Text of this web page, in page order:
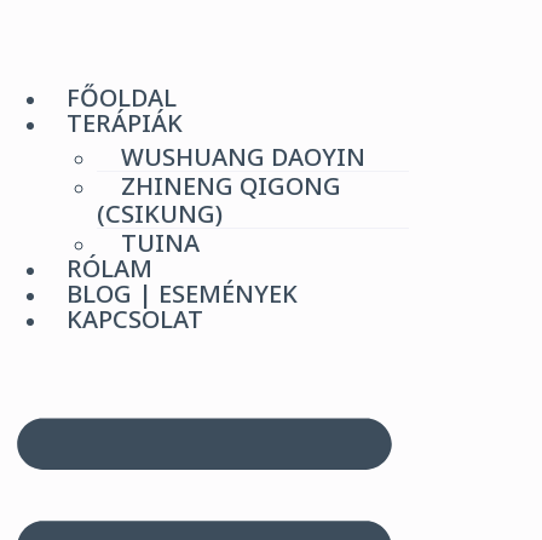
FŐOLDAL
TERÁPIÁK
WUSHUANG DAOYIN
ZHINENG QIGONG
(CSIKUNG)
TUINA
RÓLAM
BLOG | ESEMÉNYEK
KAPCSOLAT